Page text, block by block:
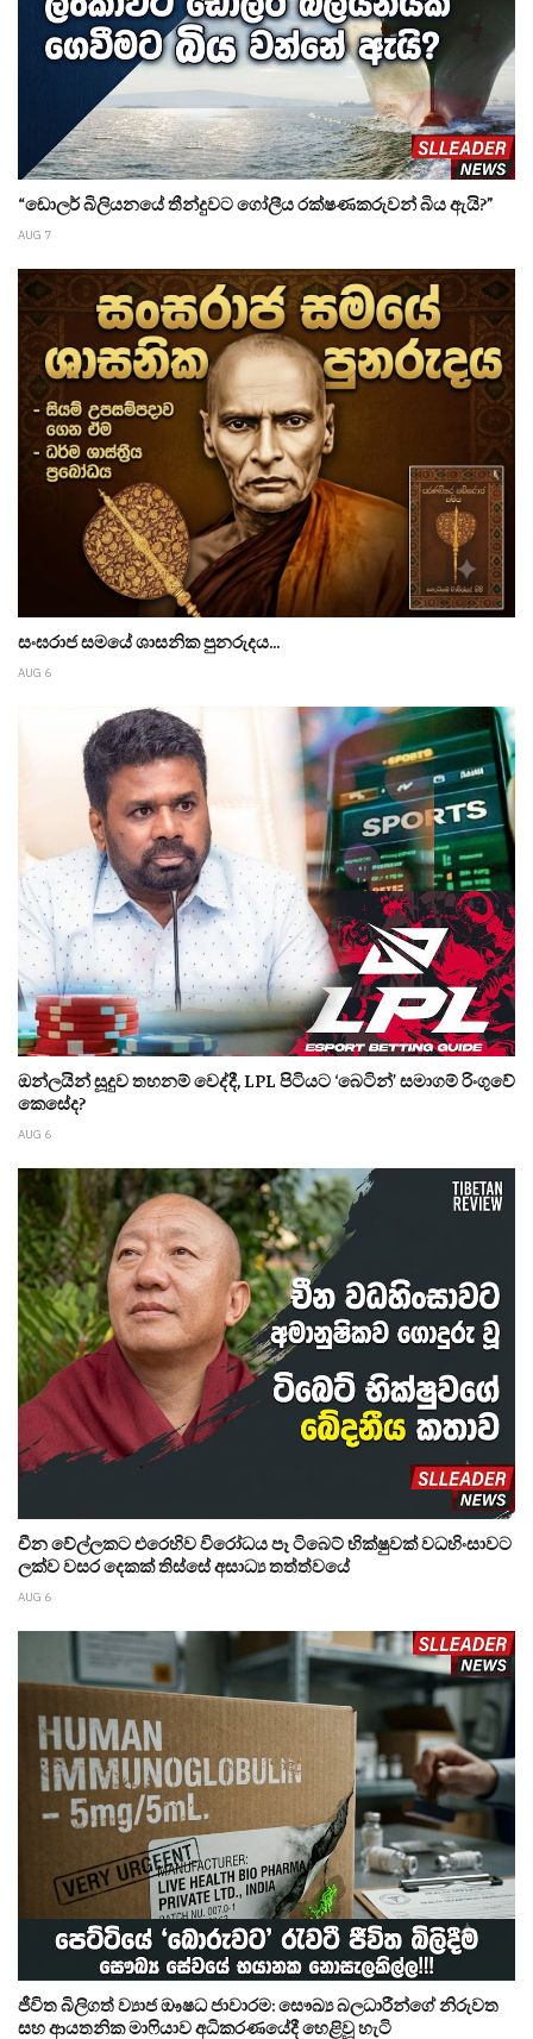
“ඩොලර් බිලියනයේ තීන්දුවට ගෝලීය රක්ෂණකරුවන් බිය ඇයි?”
AUG 7
සංඝරාජ සමයේ ශාසනික පුනරුදය...
AUG 6
ඔන්ලයින් සූදුව තහනම් වෙද්දී, LPL පිටියට ‘බෙටින්’ සමාගම් රිංගුවේ
කෙසේද?
AUG 6
චීන වේල්ලකට එරෙහිව විරෝධය පෑ ටිබෙට් භික්ෂුවක් වධහිංසාවට
ලක්ව වසර දෙකක් තිස්සේ අසාධ්‍ය තත්ත්වයේ
AUG 6
ජීවිත බිලිගත් ව්‍යාජ ඖෂධ ජාවාරම: සෞඛ්‍ය බලධාරීන්ගේ නිරුවත
සහ ආයතනික මාෆියාව අධිකරණයේදී හෙළිවූ හැටි